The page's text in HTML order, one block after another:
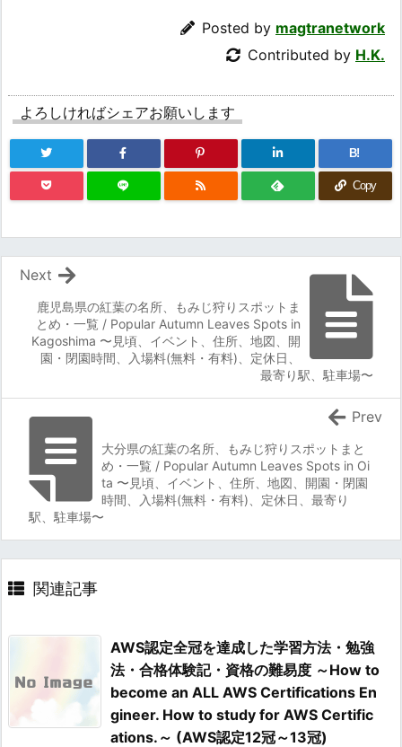
Posted by magtranetwork
Contributed by H.K.
よろしければシェアお願いします
B!
Copy
鹿児島県の紅葉の名所、もみじ狩りスポットま
とめ・一覧 / Popular Autumn Leaves Spots in
Kagoshima 〜見頃、イベント、住所、地図、開
園・閉園時間、入場料(無料・有料)、定休日、
最寄り駅、駐車場〜
Next
大分県の紅葉の名所、もみじ狩りスポットまと
め・一覧 / Popular Autumn Leaves Spots in Oi
ta 〜見頃、イベント、住所、地図、開園・閉園
時間、入場料(無料・有料)、定休日、最寄り
駅、駐車場〜
Prev
関連記事
AWS認定全冠を達成した学習方法・勉強
法・合格体験記・資格の難易度 ～How to
become an ALL AWS Certifications En
gineer. How to study for AWS Certific
ations.～ (AWS認定12冠～13冠)